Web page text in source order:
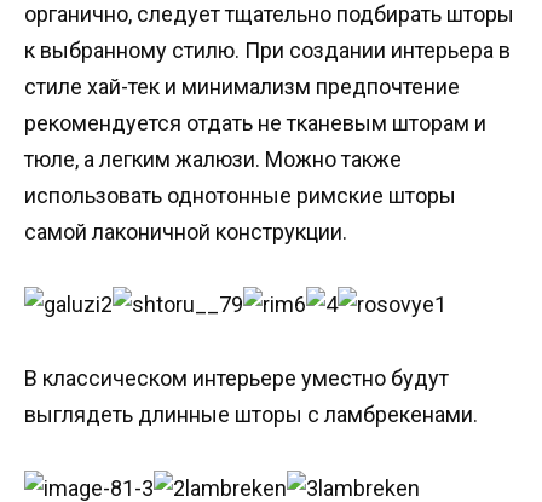
органично, следует тщательно подбирать шторы
к выбранному стилю. При создании интерьера в
стиле хай-тек и минимализм предпочтение
рекомендуется отдать не тканевым шторам и
тюле, а легким жалюзи. Можно также
использовать однотонные римские шторы
самой лаконичной конструкции.
В классическом интерьере уместно будут
выглядеть длинные шторы с ламбрекенами.